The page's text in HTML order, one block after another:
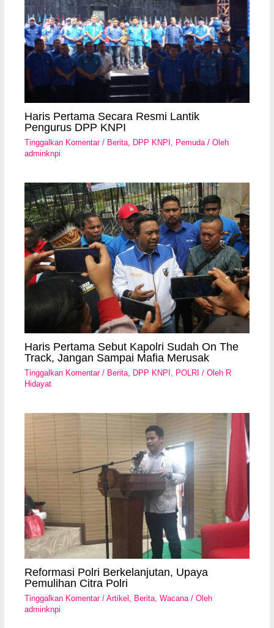
Haris Pertama Secara Resmi Lantik
Pengurus DPP KNPI
Tinggalkan Komentar / Berita DPP KNPI Pemuda / Oleh
adminknpi
Haris Pertama Sebut Kapolri Sudah On The
Track, Jangan Sampai Mafia Merusak
Tinggalkan Komentar / Berita DPP KNPI POLRI / Oleh R
Hidayat
Reformasi Polri Berkelanjutan, Upaya
Pemulihan Citra Polri
Tinggalkan Komentar /Artikel Berita ,Wacana / Oleh
adminknpi